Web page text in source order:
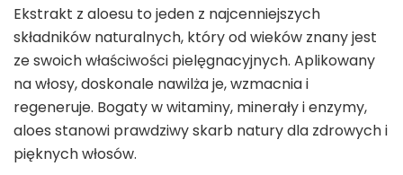
Ekstrakt z aloesu to jeden z najcenniejszych
składników naturalnych, który od wieków znany jest
ze swoich właściwości pielęgnacyjnych. Aplikowany
na włosy, doskonale nawilża je, wzmacnia i
regeneruje. Bogaty w witaminy, minerały i enzymy,
aloes stanowi prawdziwy skarb natury dla zdrowych i
pięknych włosów.